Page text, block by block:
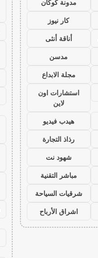
مدونة كوكان
كار نيوز
أناقة أنثى
مدسن
مجلة الابداع
استشارات اون
لاين
هيدب فيديو
رذاذ التجارة
شهود نت
مباشر التقنية
شرقيات السياحة
اشراق الأرباح